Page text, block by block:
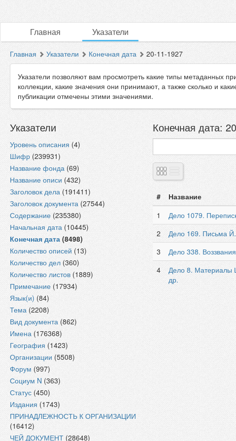
Главная Указатели
Главная Указатели Конечная дата 20-11-1927
Указатели позволяют вам просмотреть какие типы метаданных
коллекции, какие значения они принимают, а также сколько и
публикации отмечены этими значениями.
Указатели
Уровень описания (4)
Шифр (239931)
Название фонда (69)
Название описи (432)
Заголовок дела (191411)
Заголовок документа (27544)
Содержание (235380)
Начальная дата (10445)
Конечная дата (8498)
Количество описей (13)
Количество дел (360)
Количество листов (1889)
Примечание (17934)
Язык(и) (84)
Тема (2208)
Вид документа (862)
Имена (176368)
География (1423)
Организации (5508)
Форум (997)
Социум N (363)
Статус (450)
Издания (1743)
ПРИНАДЛЕЖНОСТЬ К ОРГАНИЗАЦИИ
(16412)
ЧЕЙ ДОКУМЕНТ (28648)
Конечная дата:
#
Название
1
Дело 1079.
2
Дело 169. Письма
3
Дело 338.
4
Дело 8. Материалы
др.